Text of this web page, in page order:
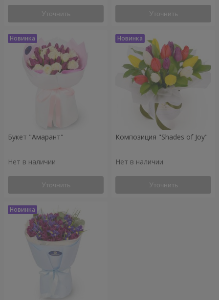
Уточнить Уточнить
Букет "Амарант"
Нет в наличии
Уточнить
Композиция "Shades of Joy"
Нет в наличии
Уточнить